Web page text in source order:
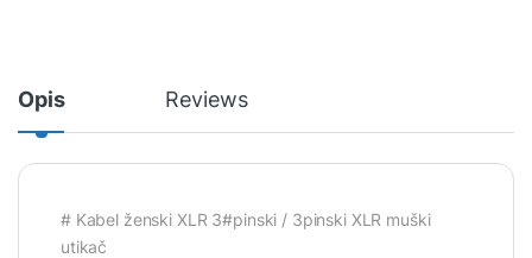
Opis Reviews
# Kabel ženski XLR 3#pinski / 3pinski XLR muški
utikač